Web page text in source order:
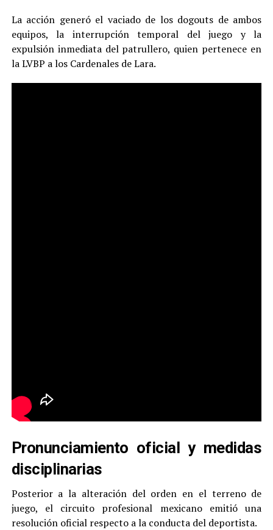
La acción generó el vaciado de los dogouts de ambos
equipos, la interrupción temporal del juego y la
expulsión inmediata del patrullero, quien pertenece en
la LVBP a los Cardenales de Lara.
Pronunciamiento oficial y medidas
disciplinarias
Posterior a la alteración del orden en el terreno de
juego, el circuito profesional mexicano emitió una
resolución oficial respecto a la conducta del deportista.